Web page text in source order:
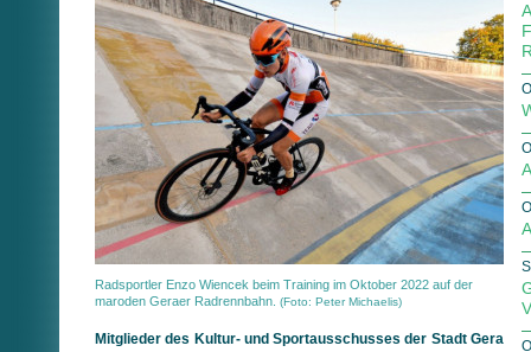
Radsportler Enzo Wiencek beim Training im Oktober 2022 auf der
maroden Geraer Radrennbahn. (Foto: Peter Michaelis)
Mitglieder des Kultur- und Sportausschusses der Stadt Gera